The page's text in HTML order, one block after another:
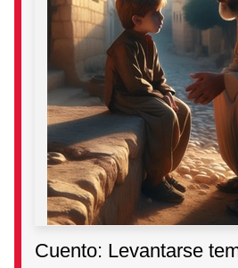
Cuento: Levantarse